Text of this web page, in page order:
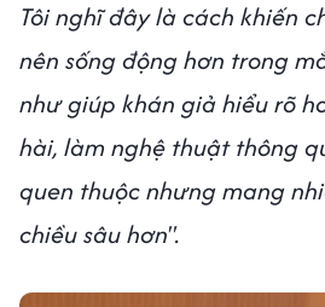
Tôi nghĩ đây là cách khiến
nên sống động hơn trong
như giúp khán giả hiểu rõ
hài, làm nghệ thuật thông
quen thuộc nhưng mang
chiều sâu hơn".